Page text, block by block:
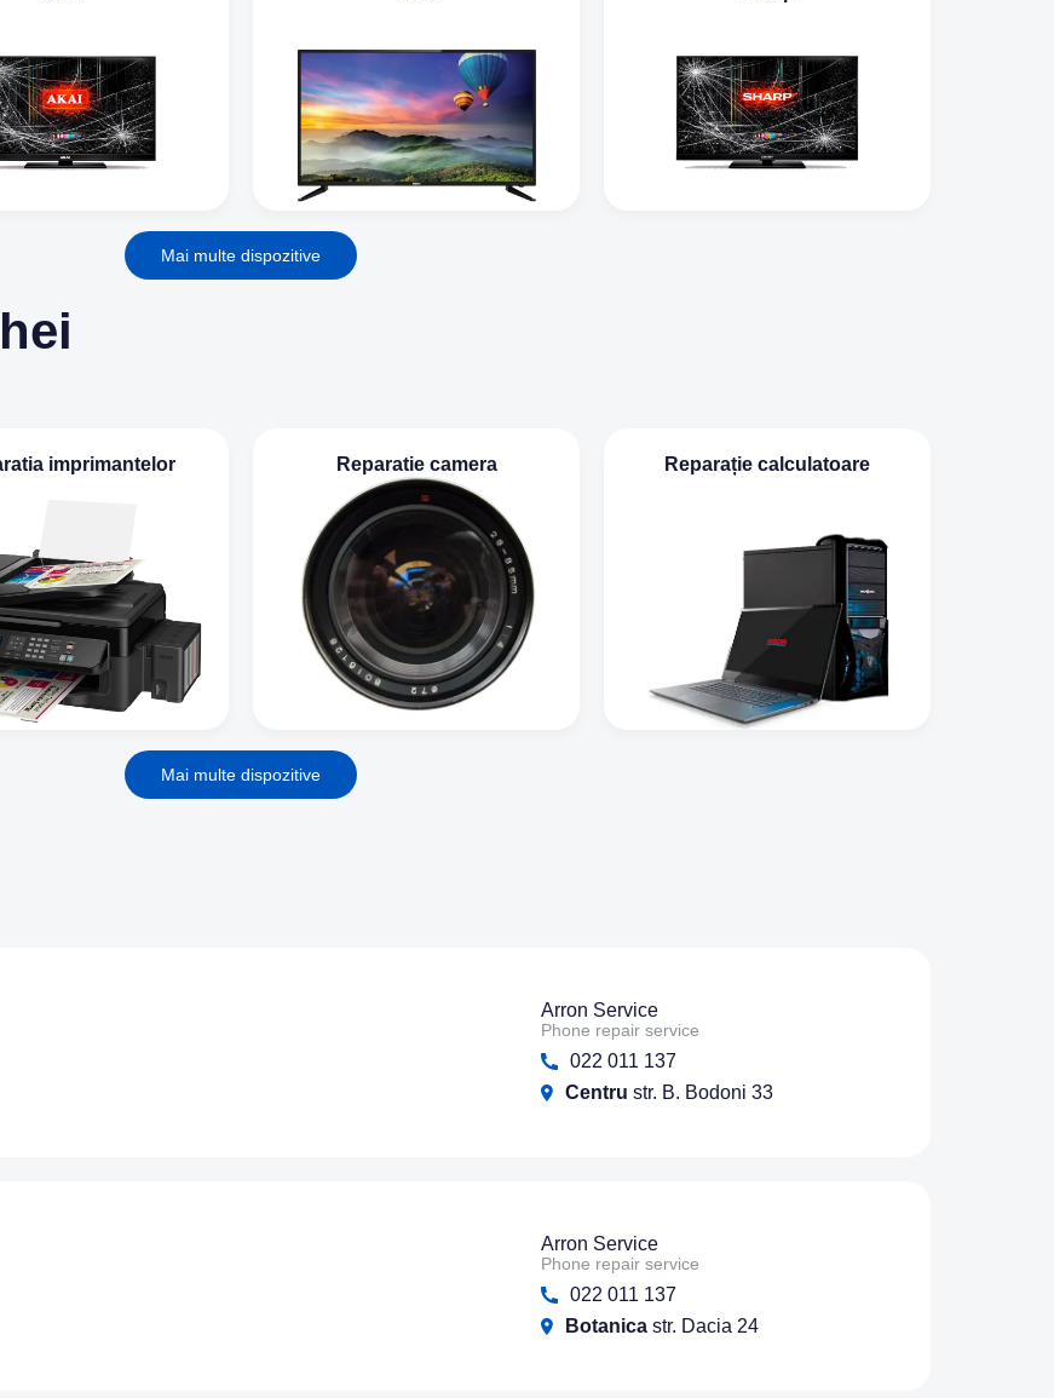
Mai multe dispozitive
imprimantelor Reparatie camera Reparație calculatoare
Mai multe dispozitive
Arron Service
Phone repair service
022 011 137
Centru str. B. Bodoni 33
Arron Service
Phone repair service
022 011 137
Botanica str. Dacia 24